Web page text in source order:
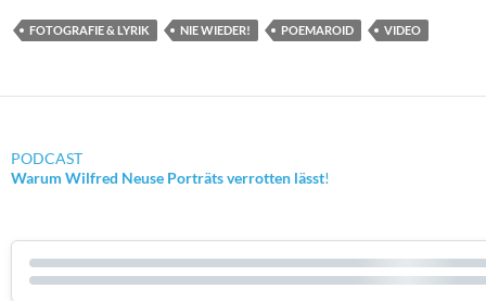
FOTOGRAFIE & LYRIK NIE WIEDER! POEMAROID VIDEO
PODCAST
Warum Wilfred Neuse Porträts verrotten lässt!